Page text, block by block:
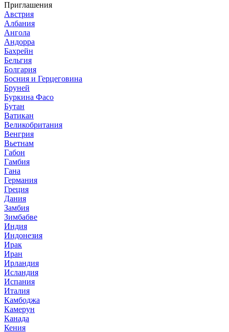
Приглашения
Австрия
Албания
Ангола
Андорра
Бахрейн
Бельгия
Болгария
Босния и Герцеговина
Бруней
Буркина Фасо
Бутан
Ватикан
Великобритания
Венгрия
Вьетнам
Габон
Гамбия
Гана
Германия
Греция
Дания
Замбия
Зимбабве
Индия
Индонезия
Ирак
Иран
Ирландия
Исландия
Испания
Италия
Камбоджа
Камерун
Канада
Кения